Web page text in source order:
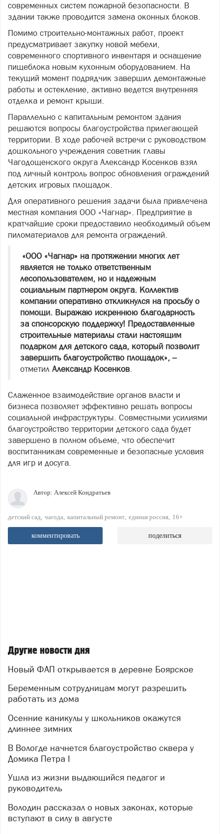
современных систем пожарной безопасности. В
здании также проводится замена оконных блоков.
Помимо строительно-монтажных работ, проект
предусматривает закупку новой мебели,
современного спортивного инвентаря и оснащение
пищеблока новым кухонным оборудованием. На
текущий момент подрядчик завершил демонтажные
работы и остекление, активно ведется внутренняя
отделка и ремонт крыши.
Параллельно с капитальным ремонтом здания
решаются вопросы благоустройства прилегающей
территории. В ходе рабочей встречи с руководством
дошкольного учреждения советник главы
Чагодощенского округа Александр Косенков взял
под личный контроль вопрос обновления ограждений
детских игровых площадок.
Для оперативного решения задачи была привлечена
местная компания ООО «Чагнар». Предприятие в
кратчайшие сроки предоставило необходимый объем
пиломатериалов для ремонта ограждений.
«ООО «Чагнар» на протяжении многих лет
является не только ответственным
лесопользователем, но и надежным
социальным партнером округа. Коллектив
компании оперативно откликнулся на просьбу о
помощи. Выражаю искреннюю благодарность
за спонсорскую поддержку! Предоставленные
строительные материалы стали настоящим
подарком для детского сада, который позволит
завершить благоустройство площадок», –
отметил Александр Косенков.
Слаженное взаимодействие органов власти и
бизнеса позволяет эффективно решать вопросы
социальной инфраструктуры. Совместными усилиями
благоустройство территории детского сада будет
завершено в полном объеме, что обеспечит
воспитанникам современные и безопасные условия
для игр и досуга.
Автор: Алексей Кондратьев
детский сад чагода капитальный ремонт единая россия 16+
комментировать поделиться
Другие новости дня
Новый ФАП открывается в деревне Боярское
Беременным сотрудницам могут разрешить
работать из дома
Осенние каникулы у школьников окажутся
длиннее зимних
В Вологде начнется благоустройство сквера у
Домика Петра I
Ушла из жизни выдающийся педагог и
руководитель
Володин рассказал о новых законах, которые
вступают в силу в августе